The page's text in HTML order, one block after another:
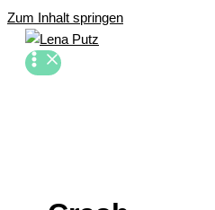
Zum Inhalt springen